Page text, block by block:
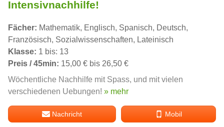
Intensivnachhilfe!
Fächer: Mathematik, Englisch, Spanisch, Deutsch,
Französisch, Sozialwissenschaften, Lateinisch
Klasse: 1 bis: 13
Preis / 45min: 15,00 € bis 26,50 €
Wöchentliche Nachhilfe mit Spass, und mit vielen
verschiedenen Uebungen! » mehr
Nachricht Mobil